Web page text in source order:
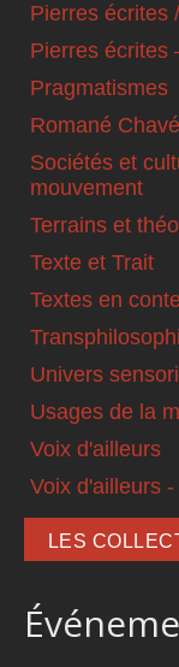
Pierres écrites
Pierres écrites
Pragmatismes
Romané Chavé
Sociétés et
mouvement
Terrains et
Texte et Trait
Textes en
Univers
Usages de la
Voix d'ailleurs
Voix d'ailleurs
LES